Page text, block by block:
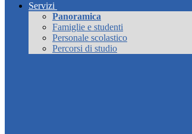
Servizi
Panoramica
Famiglie e studenti
Personale scolastico
Percorsi di studio